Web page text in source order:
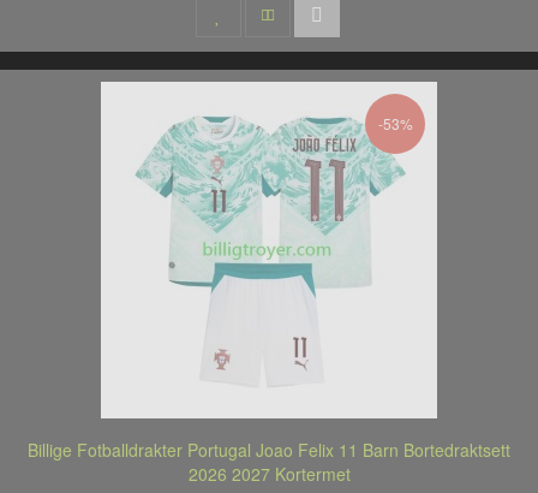
-53%
Billige Fotballdrakter Portugal Joao Felix 11 Barn Bortedraktsett
2026 2027 Kortermet